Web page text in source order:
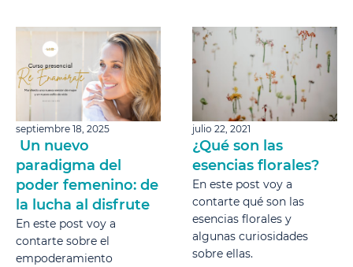
septiembre 18, 2025
Un nuevo
paradigma del
poder femenino: de
la lucha al disfrute
En este post voy a
contarte sobre el
empoderamiento
julio 22, 2021
¿Qué son las
esencias florales?
En este post voy a
contarte qué son las
esencias florales y
algunas curiosidades
sobre ellas.